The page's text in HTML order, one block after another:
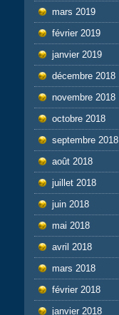
mars 2019
février 2019
janvier 2019
décembre 2018
novembre 2018
octobre 2018
septembre 2018
août 2018
juillet 2018
juin 2018
mai 2018
avril 2018
mars 2018
février 2018
janvier 2018